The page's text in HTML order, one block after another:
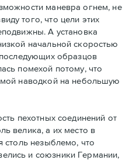
маневра огнем, не
того, что цели этих
А установка
начальной скоростью
образцов
помехой потому, что
наводкой на небольшую
пехотных соединений от
велика, а их место в
столь незыблемо, что
и союзники Германии,